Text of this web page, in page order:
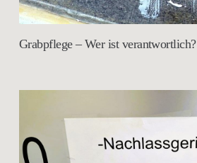
Grabpflege – Wer ist verantwortlich?